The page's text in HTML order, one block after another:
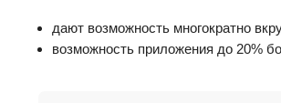
дают возможность многократно
возможность приложения до 20%